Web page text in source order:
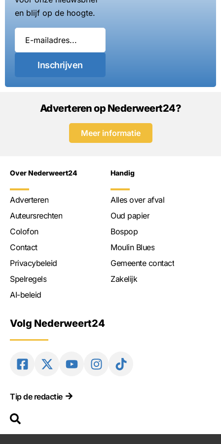
en blijf op de hoogte.
Inschrijven
Adverteren op Nederweert24?
Meer informatie
Over Nederweert24
Adverteren
Auteursrechten
Colofon
Contact
Privacybeleid
Spelregels
AI-beleid
Handig
Alles over afval
Oud papier
Bospop
Moulin Blues
Gemeente contact
Zakelijk
Volg Nederweert24
Tip de redactie